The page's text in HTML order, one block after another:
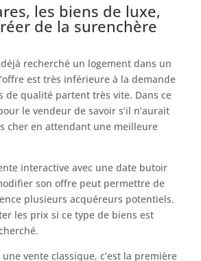
les biens de luxe,
de la surenchère
recherché un logement dans un
est très inférieure à la demande
de qualité partent très vite. Dans ce
le vendeur de savoir s’il n’aurait
cher en attendant une meilleure
interactive avec une date butoir
son offre peut permettre de
plusieurs acquéreurs potentiels.
les prix si ce type de biens est
vente classique, c’est la première